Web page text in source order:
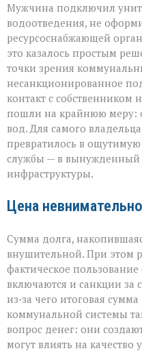
Мужчина подключил
водоотведения, не
ресурсоснабжающей
это казалось простым
точки зрения
несанкционированное
контакт с
пошли на крайнюю меру:
вод. Для самого
превратилось в
службы — в вынужденный
инфраструктуры.
Цена
Сумма долга,
внушительной. При этом
фактическое
включаются и санкции за
из‑за чего итоговая
коммунальной системы
вопрос денег: они
могут влиять на качество